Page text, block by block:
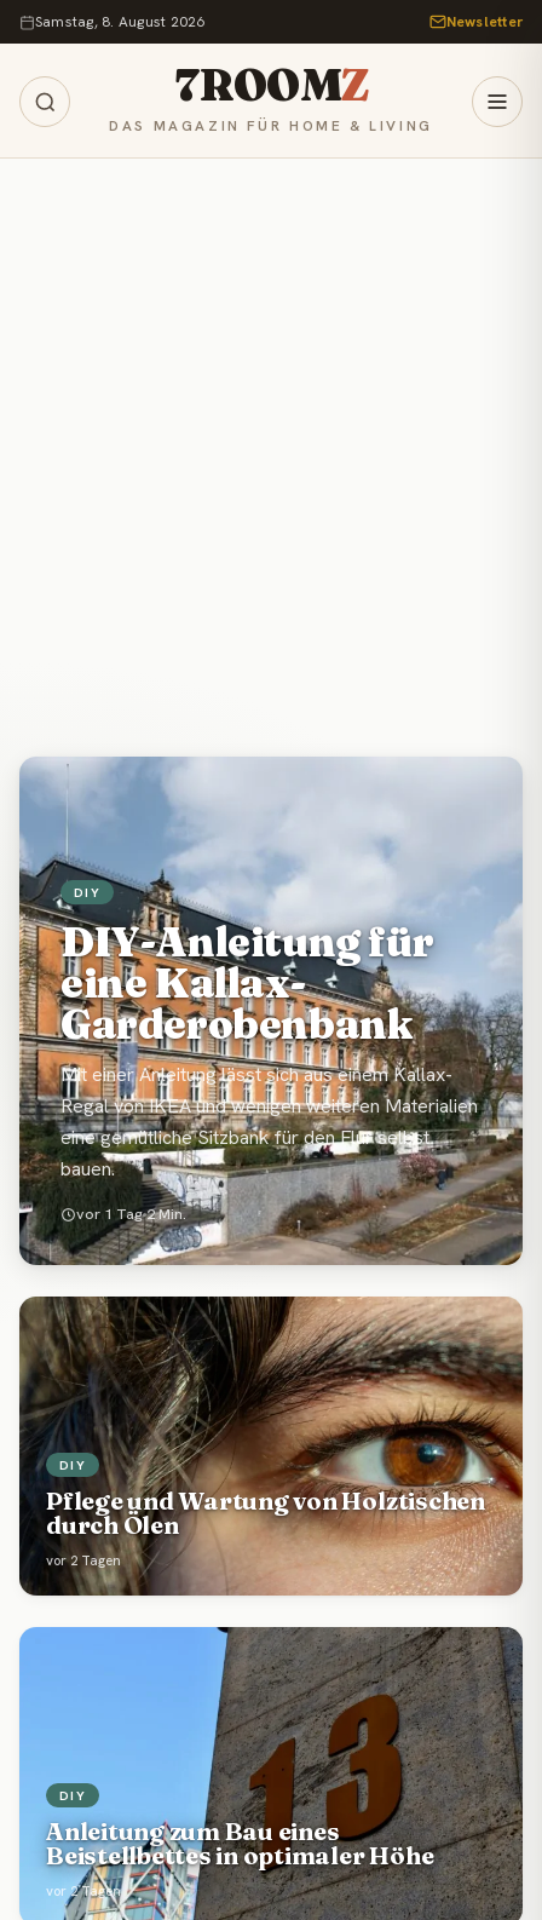
Zum Inhalt springen
Samstag, 8. August 2026 Newsletter
7ROOMZ
DAS MAGAZIN FÜR HOME & LIVING
DIY
DIY-Anleitung für
eine Kallax-
Garderobenbank
Mit einer Anleitung lässt sich aus einem Kallax-
Regal von IKEA und wenigen weiteren Materialien
eine gemütliche Sitzbank für den Flur selbst
bauen.
vor 1 Tag2 Min.
DIY
Pflege und Wartung von Holztischen
durch Ölen
vor 2 Tagen
DIY
Anleitung zum Bau eines
Beistellbettes in optimaler Höhe
vor 2 Tagen